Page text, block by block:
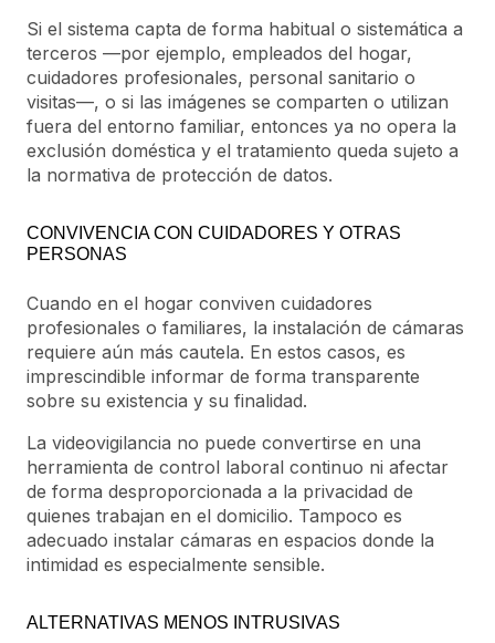
Si el sistema capta de forma habitual o sistemática a
terceros —por ejemplo, empleados del hogar,
cuidadores profesionales, personal sanitario o
visitas—, o si las imágenes se comparten o utilizan
fuera del entorno familiar, entonces ya no opera la
exclusión doméstica y el tratamiento queda sujeto a
la normativa de protección de datos.
CONVIVENCIA CON CUIDADORES Y OTRAS
PERSONAS
Cuando en el hogar conviven cuidadores
profesionales o familiares, la instalación de cámaras
requiere aún más cautela. En estos casos, es
imprescindible informar de forma transparente
sobre su existencia y su finalidad.
La videovigilancia no puede convertirse en una
herramienta de control laboral continuo ni afectar
de forma desproporcionada a la privacidad de
quienes trabajan en el domicilio. Tampoco es
adecuado instalar cámaras en espacios donde la
intimidad es especialmente sensible.
ALTERNATIVAS MENOS INTRUSIVAS